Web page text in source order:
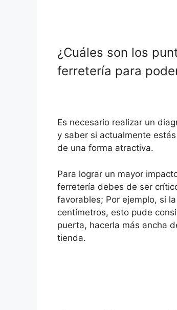
¿Cuáles son los
ferretería para
Es necesario realizar un
y saber si actualmente
de una forma atractiva.
Para lograr un mayor
ferretería debes de ser
favorables; Por ejemplo, si
centímetros, esto pude
puerta, hacerla más ancha
tienda.